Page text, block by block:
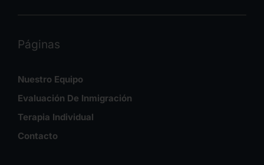
Páginas
Nuestro Equipo
Evaluación De Inmigración
Terapia Individual
Contacto